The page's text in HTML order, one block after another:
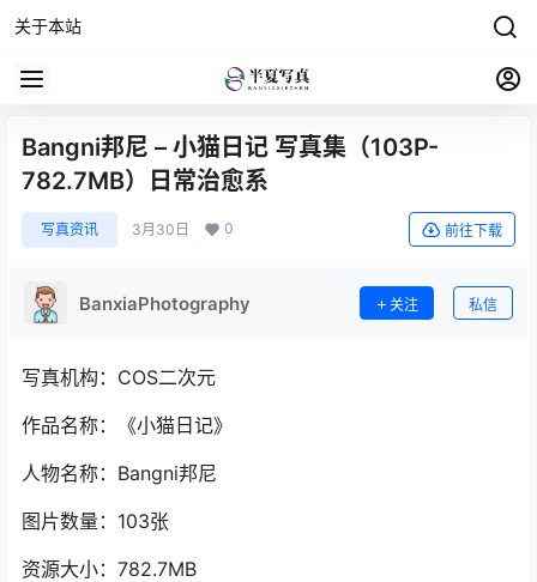
关于本站
Bangni邦尼 – 小猫日记 写真集（103P-
782.7MB）日常治愈系
写真资讯 3月30日 0 前往下载
BanxiaPhotography 关注 私信
写真机构：COS二次元
作品名称：《小猫日记》
人物名称：Bangni邦尼
图片数量：103张
资源大小：782.7MB